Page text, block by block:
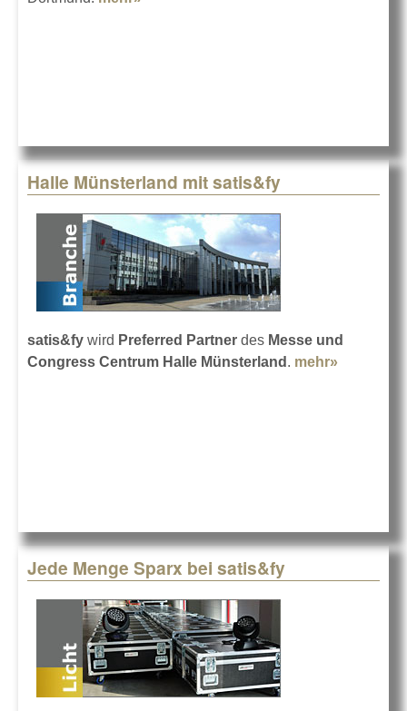
Halle Münsterland mit satis&fy
satis&fy wird Preferred Partner des Messe und
Congress Centrum Halle Münsterland . mehr»
Jede Menge Sparx bei satis&fy